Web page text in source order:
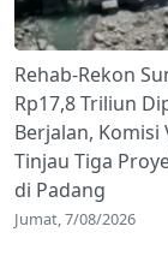
Rehab-Rekon
Rp17,8 Triliun
Berjalan, Komisi
Tinjau Tiga
di Padang
Jumat, 7/08/2026